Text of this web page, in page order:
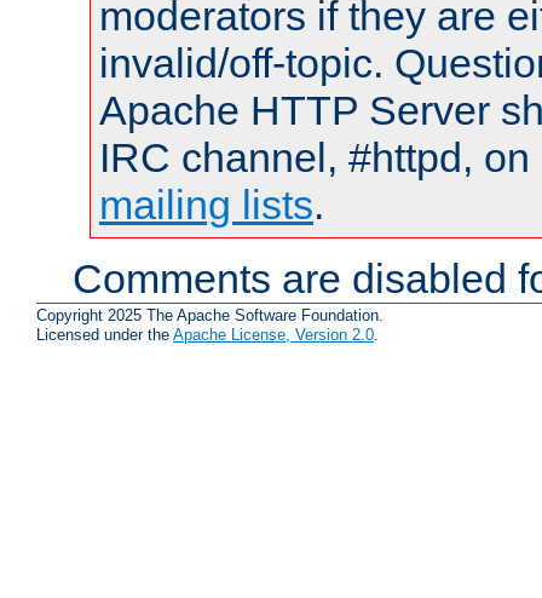
moderators if they are
invalid/off-topic.
Apache HTTP Server
IRC channel, #httpd,
mailing lists.
Comments are disabled
Copyright 2025 The Apache Software Foundation.
Licensed under the Apache License, Version 2.0.